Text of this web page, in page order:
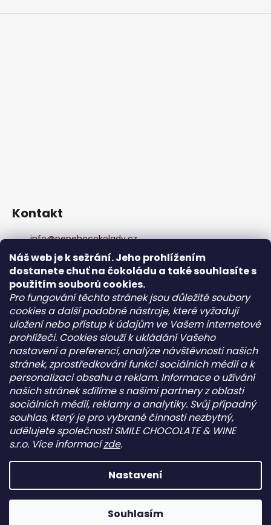
Náš web je k sežrání. Jeho prohlížením
dostanete chuť na čokoládu a také souhlasíte s
použitím souborů cookies.
Pro fungování těchto stránek jsou důležité soubory
cookies a další podobné nástroje, které vyžadují
uložení nebo přístup k údajům ve Vašem internetové
prohlížeči. Cookies slouží k ukládání Vašeho
nastavení a preferencí, analýze návštěvnosti našich
stránek, zprostředkování funkcí sociálních médií a k
personalizaci obsahu a reklam. Informace o užívání
našich stránek sdílíme s našimi partnery z oblasti
sociálních médií, reklamy a analytiky. Svůj případný
souhlas, který je pro vybrané činnosti nezbytný,
udělujete společnosti SMILE CHOCOLATE & WINE
s.r.o. Více informacízde.
Nastavení
Souhlasím
Kontakt
info@pepehocokolady.cz
+420702085600
+420702085600
Pepeho čokolády
pepehocokolady.cz
Informace pro vás
Kontakt
Obchodní podmínky
Podmínky ochrany osobních údajů - GDPR
Facebook
Copyright 2026PEPEHO ČOKOLÁDY s.r.o.. Všechna práva
vyhrazena.